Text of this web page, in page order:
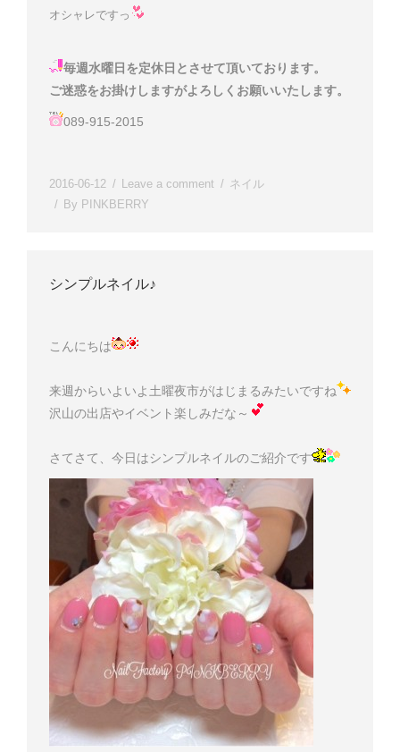
オシャレですっ
毎週水曜日を定休日とさせて頂いております。
ご迷惑をお掛けしますがよろしくお願いいたします。
089-915-2015
2016-06-12 Leave a comment
ネイル
By PINKBERRY
シンプルネイル♪
こんにちは
来週からいよいよ土曜夜市がはじまるみたいですね
沢山の出店やイベント楽しみだな～
さてさて、今日はシンプルネイルのご紹介です